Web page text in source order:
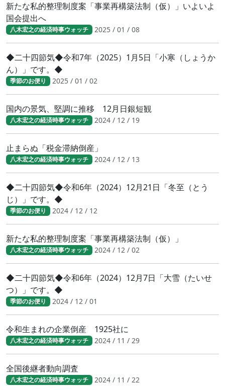
新たな私的整理制度案「事業再構築法制（仮）」いよいよ
国会提出へ
八木宏之の経済時事ウォッチ 2025 / 01 / 08
◆二十四節気◆令和7年（2025）1月5日「小寒（しょうか
ん）」です。◆
季節のお便り 2025 / 01 / 02
国内の景気、堅調に推移 12月日銀短観
八木宏之の経済時事ウォッチ 2024 / 12 / 19
止まらぬ「税金滞納倒産」
八木宏之の経済時事ウォッチ 2024 / 12 / 13
◆二十四節気◆令和6年（2024）12月21日「冬至（とう
じ）」です。◆
季節のお便り 2024 / 12 / 12
新たな私的整理制度案「事業再構築法制（仮）」
八木宏之の経済時事ウォッチ 2024 / 12 / 02
◆二十四節気◆令和6年（2024）12月7日「大雪（たいせ
つ）」です。◆
季節のお便り 2024 / 12 / 01
令和生まれの企業倒産 1925社に
八木宏之の経済時事ウォッチ 2024 / 11 / 29
全国後継者動向調査
八木宏之の経済時事ウォッチ 2024 / 11 / 22